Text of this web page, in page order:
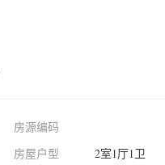
房源编码
房屋户型
2室1厅1卫